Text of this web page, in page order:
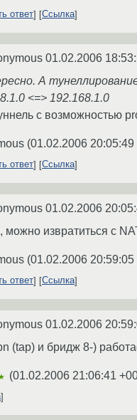
ответ Ссылка
01.02.2006
А
<=> 192.168.1.0
с возможностью
(01.02.2006 20:05:49
ответ Ссылка
01.02.2006
извратиться с
(01.02.2006 20:59:05
ответ Ссылка
01.02.2006
(tap) и бридж 8-)
(01.02.2006 21:06:41